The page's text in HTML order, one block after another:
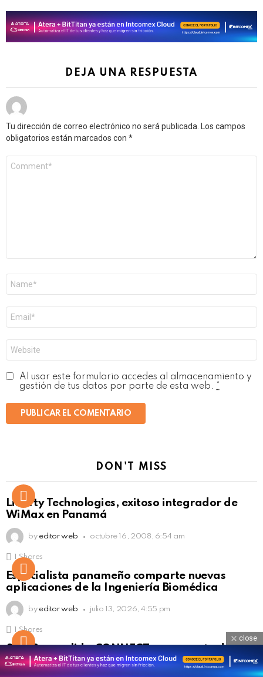
DEJA UNA RESPUESTA
Tu dirección de correo electrónico no será publicada. Los campos
obligatorios están marcados con *
electrónico
*
Al usar este formulario accedes al almacenamiento y
gestión de tus datos por parte de esta web. *
DON'T MISS
Liberty Technologies, exitoso integrador de
WiMax en Panamá
by editor web octubre 16, 2008, 6:54 am
Click to view this post
Shares
Especialista panameño comparte nuevas
aplicaciones de la Ingeniería Biomédica
by editor web julio 13, 2026, 4:55 pm
Click to view this post
Shares
SISAP consolida CONNECT como punto de
encuentro de la ciberseguridad regional
close